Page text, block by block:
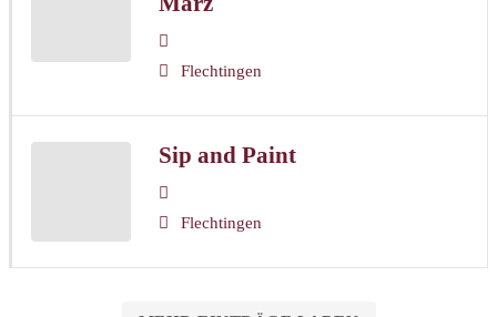
Flechtingen
Sip and Paint
Flechtingen